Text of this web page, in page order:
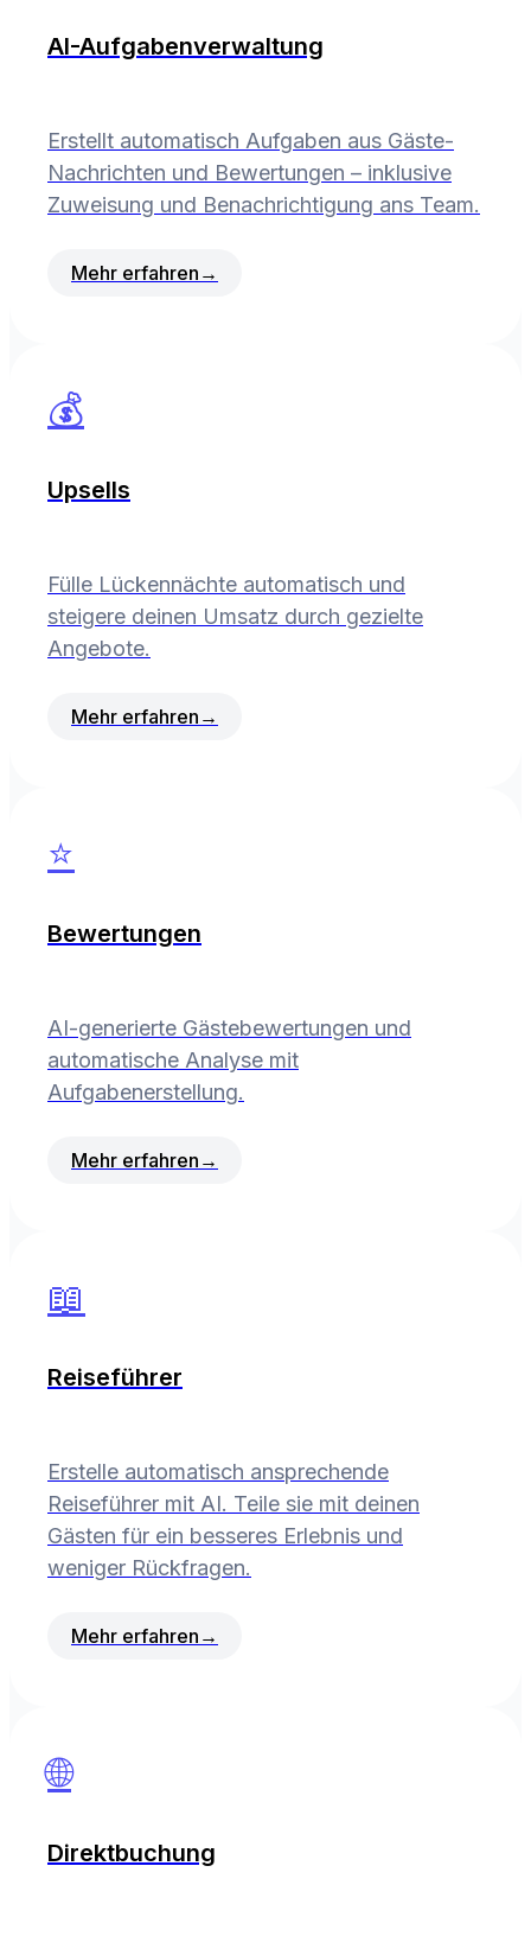
AI-Aufgabenverwaltung
Erstellt automatisch Aufgaben aus Gäste-
Nachrichten und Bewertungen – inklusive
Zuweisung und Benachrichtigung ans Team.
Mehr erfahren →
💰
Upsells
Fülle Lückennächte automatisch und
steigere deinen Umsatz durch gezielte
Angebote.
Mehr erfahren →
⭐
Bewertungen
AI-generierte Gästebewertungen und
automatische Analyse mit
Aufgabenerstellung.
Mehr erfahren →
📖
Reiseführer
Erstelle automatisch ansprechende
Reiseführer mit AI. Teile sie mit deinen
Gästen für ein besseres Erlebnis und
weniger Rückfragen.
Mehr erfahren →
🌐
Direktbuchung